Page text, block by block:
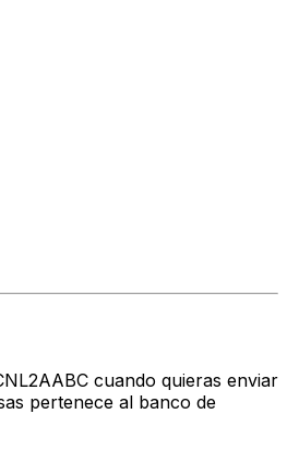
cuando quieras enviar
pertenece al banco de